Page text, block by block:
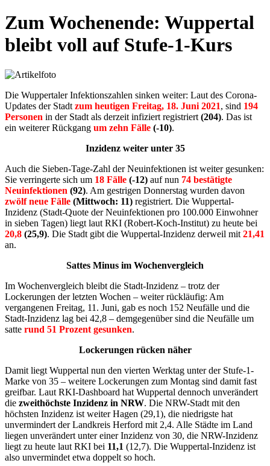
Zum Wochenende: Wuppertal
bleibt voll auf Stufe-1-Kurs
Die Wuppertaler Infektionszahlen sinken weiter: Laut des Corona-
Updates der Stadt zum heutigen Freitag, 18. Juni 2021, sind 194
Personen in der Stadt als derzeit infiziert registriert (204). Das ist
ein weiterer Rückgang um zehn Fälle (-10).
Inzidenz weiter unter 35
Auch die Sieben-Tage-Zahl der Neuinfektionen ist weiter gesunken:
Sie verringerte sich um 18 Fälle (-12) auf nun 74 bestätigte
Neuinfektionen (92). Am gestrigen Donnerstag wurden davon
zwölf neue Fälle (Mittwoch: 11) registriert. Die Wuppertal-
Inzidenz (Stadt-Quote der Neuinfektionen pro 100.000 Einwohner
in sieben Tagen) liegt laut RKI (Robert-Koch-Institut) zu heute bei
20,8 (25,9). Die Stadt gibt die Wuppertal-Inzidenz derweil mit 21,41
an.
Sattes Minus im Wochenvergleich
Im Wochenvergleich bleibt die Stadt-Inzidenz – trotz der
Lockerungen der letzten Wochen – weiter rückläufig: Am
vergangenen Freitag, 11. Juni, gab es noch 152 Neufälle und die
Stadt-Inzidenz lag bei 42,8 – demgegenüber sind die Neufälle um
satte rund 51 Prozent gesunken.
Lockerungen rücken näher
Damit liegt Wuppertal nun den vierten Werktag unter der Stufe-1-
Marke von 35 – weitere Lockerungen zum Montag sind damit fast
greifbar. Laut RKI-Dashboard hat Wuppertal dennoch unverändert
die zweithöchste Inzidenz in NRW. Die NRW-Stadt mit den
höchsten Inzidenz ist weiter Hagen (29,1), die niedrigste hat
unvermindert der Landkreis Herford mit 2,4. Alle Städte im Land
liegen unverändert unter einer Inzidenz von 30, die NRW-Inzidenz
liegt zu heute laut RKI bei 11,1 (12,7). Die Wuppertal-Inzidenz ist
also unvermindet etwa doppelt so hoch.